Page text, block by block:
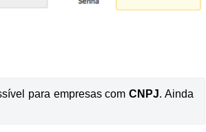
para empresas com CNPJ. Ainda